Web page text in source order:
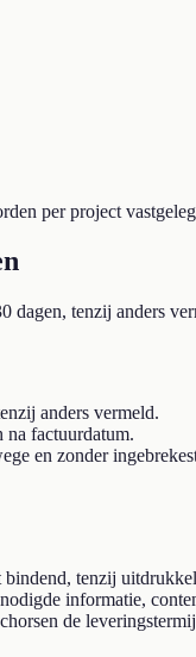
per project
tenzij anders
anders vermeld.
na factuurdatum.
en zonder
tenzij
informatie,
de